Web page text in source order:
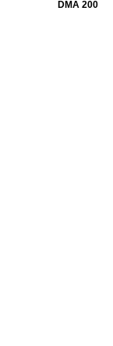
DMA 200